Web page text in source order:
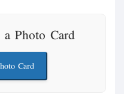
a Photo Card
Card